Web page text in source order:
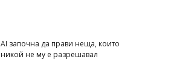
AI започна да прави неща, които
никой не му е разрешавал